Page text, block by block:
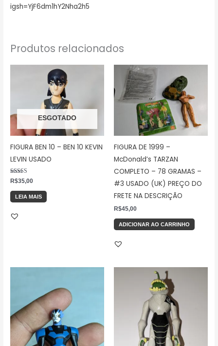
igsh=YjF6dm1hY2Nha2h5
Produtos relacionados
ESGOTADO
FIGURA BEN 10 – BEN 10 KEVIN
LEVIN USADO
Avaliação
5.00
de 5
R$35,00
LEIA MAIS
FIGURA DE 1999 –
McDonald’s TARZAN
COMPLETO – 78 GRAMAS –
#3 USADO (UK) PREÇO DO
FRETE NA DESCRIÇÃO
R$45,00
ADICIONAR AO CARRINHO